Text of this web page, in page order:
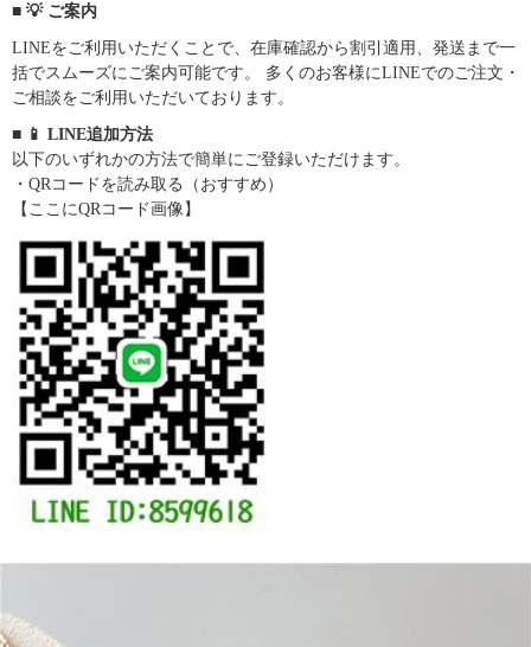
■ 💡 ご案内
LINEをご利用いただくことで、在庫確認から割引適用、発送まで一
括でスムーズにご案内可能です。 多くのお客様にLINEでのご注文・
ご相談をご利用いただいております。
■ 📱 LINE追加方法
以下のいずれかの方法で簡単にご登録いただけます。
・QRコードを読み取る（おすすめ）
【ここにQRコード画像】